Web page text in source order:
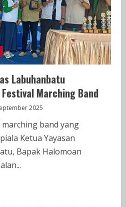
Labuhanbatu
Marching Band
2025
band yang
Ketua Yayasan
Bapak Halomoan